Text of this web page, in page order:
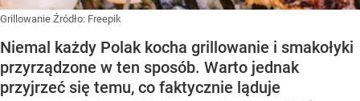
Grillowanie Źródło: Freepik
Niemal każdy Polak kocha grillowanie i smakołyki
przyrządzone w ten sposób. Warto jednak
przyjrzeć się temu, co faktycznie ląduje